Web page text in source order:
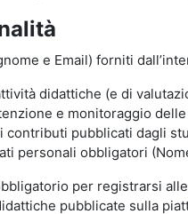
e Email) forniti
didattiche (e di
e monitoraggio
contributi pubblicati dagli
personali obbligatori
per registrarsi
pubblicate sulla